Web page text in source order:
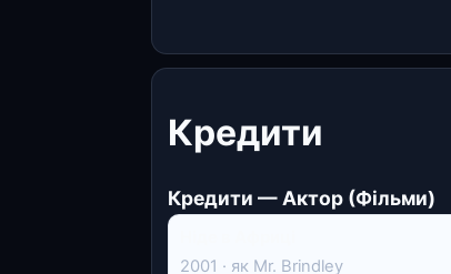
Кредити
Кредити — Актор (Фільми)
2001 · як Mr. Brindley